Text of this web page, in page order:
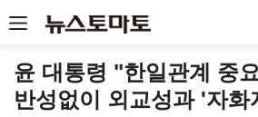
윤 대통령 "한일관계 중
반성없이 외교성과 '자화